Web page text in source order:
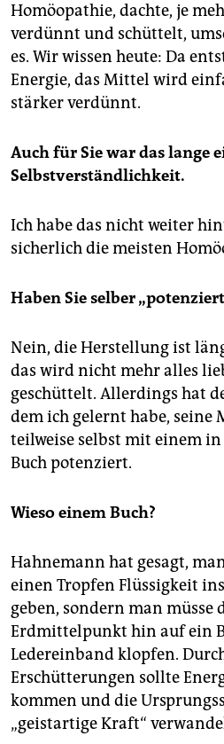
Homöopathie, dachte, je
verdünnt und schüttelt,
es. Wir wissen heute: Da
Energie, das Mittel wird
stärker verdünnt.
Auch für Sie war das lange
Selbstverständlichkeit.
Ich habe das nicht weiter
sicherlich die meisten
Haben Sie selber
Nein, die Herstellung ist
das wird nicht mehr alles
geschüttelt. Allerdings hat
dem ich gelernt habe, seine
teilweise selbst mit einem
Buch potenziert.
Wieso einem Buch?
Hahnemann hat gesagt,
einen Tropfen Flüssigkeit
geben, sondern man müsse
Erdmittelpunkt hin auf ein
Ledereinband klopfen.
Erschütterungen sollte
kommen und die
„geistartige Kraft“